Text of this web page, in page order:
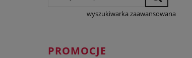
wyszukiwarka zaawansowana
PROMOCJE